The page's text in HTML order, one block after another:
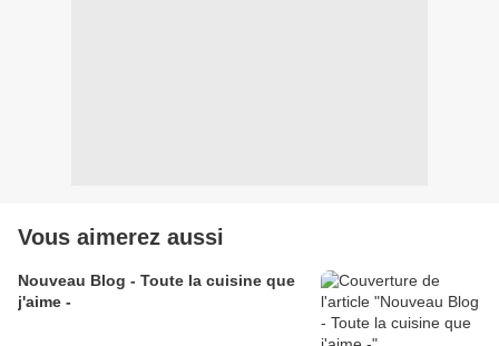
Vous aimerez aussi
Nouveau Blog - Toute la cuisine que
j'aime -